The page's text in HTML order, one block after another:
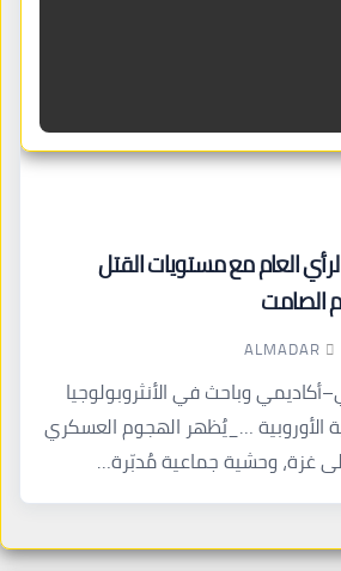
العام مع مستويات القتل
الصامت
ALMADAR
وباحث في الأنثروبولوجيا
الأوروبية …_يُظهر الهجوم العسكري
غزة، وحشية جماعية مُدبّرة…